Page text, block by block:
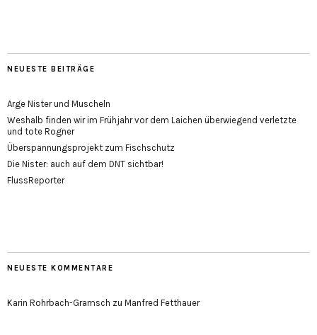
NEUESTE BEITRÄGE
Arge Nister und Muscheln
Weshalb finden wir im Frühjahr vor dem Laichen überwiegend verletzte
und tote Rogner
Überspannungsprojekt zum Fischschutz
Die Nister: auch auf dem DNT sichtbar!
FlussReporter
NEUESTE KOMMENTARE
Karin Rohrbach-Gramsch zu Manfred Fetthauer